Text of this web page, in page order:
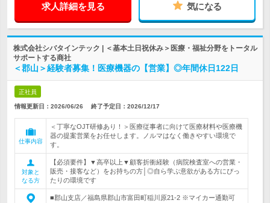
求人詳細を見る 気になる
株式会社シバタインテック | ＜基本土日祝休み＞医療・福祉分野をトータル
サポートする商社
＜郡山＞経験者募集！医療機器の【営業】◎年間休日122日
正社員
情報更新日：2026/06/26 終了予定日： 2026/12/17
仕事内容
＜丁寧なOJT研修あり！＞医療従事者に向けて医療材料や医療機
器の提案営業をお任せします。ノルマはなく働きやすい環境で
す。
対象と
なる方
【必須要件】▼高卒以上▼顧客折衝経験（病院検査室への営業・
販売・接客など）をお持ちの方│◎自ら学ぶ意欲がある方にぴっ
たりの環境です
■郡山支店／福島県郡山市富田町稲川原21-2 ※マイカー通勤可